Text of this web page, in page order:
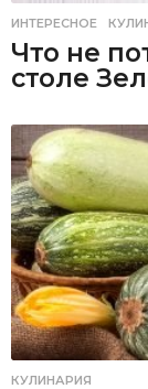
ИНТЕРЕСНОЕ ,
Что не
столе
КУЛИНАРИЯ